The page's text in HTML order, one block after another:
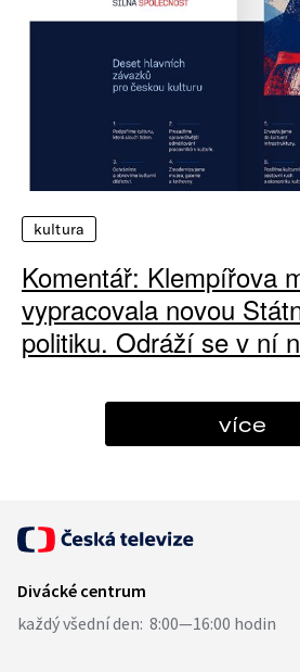
kultura
Komentář: Klempířova
vypracovala novou
politiku. Odráží se v ní
více